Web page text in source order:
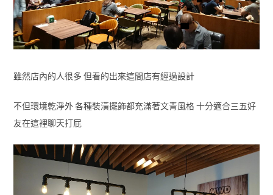
雖然店內的人很多 但看的出來這間店有經過設計
不但環境乾淨外 各種裝潢擺飾都充滿著文青風格 十分適合三五好
友在這裡聊天打屁